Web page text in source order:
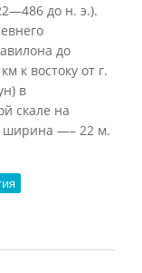
до н. э.).
до
к востоку от г.
в
скале на
ширина —– 22 м.